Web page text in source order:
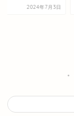
2024年7月3日